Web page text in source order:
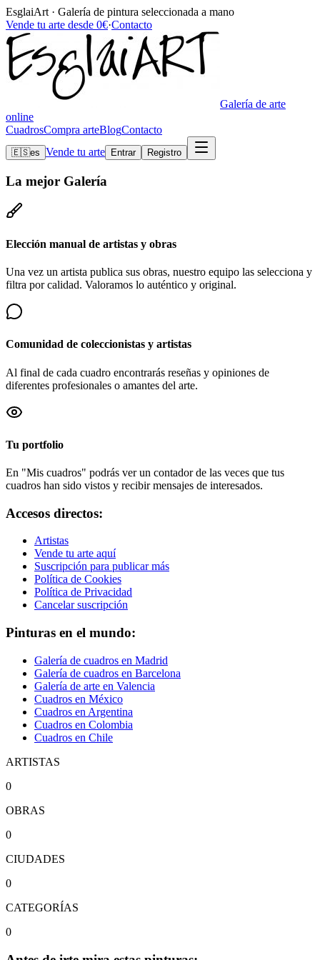
EsglaiArt · Galería de pintura seleccionada a mano
Vende tu arte desde 0€·Contacto
Galería de arte
online
CuadrosCompra arteBlogContacto
🇪🇸es Vende tu arte Entrar Registro
La mejor Galería
Elección manual de artistas y obras
Una vez un artista publica sus obras, nuestro equipo las selecciona y
filtra por calidad. Valoramos lo auténtico y original.
Comunidad de coleccionistas y artistas
Al final de cada cuadro encontrarás reseñas y opiniones de
diferentes profesionales o amantes del arte.
Tu portfolio
En "Mis cuadros" podrás ver un contador de las veces que tus
cuadros han sido vistos y recibir mensajes de interesados.
Accesos directos:
Artistas
Vende tu arte aquí
Suscripción para publicar más
Política de Cookies
Política de Privacidad
Cancelar suscripción
Pinturas en el mundo:
Galería de cuadros en Madrid
Galería de cuadros en Barcelona
Galería de arte en Valencia
Cuadros en México
Cuadros en Argentina
Cuadros en Colombia
Cuadros en Chile
ARTISTAS
0
OBRAS
0
CIUDADES
0
CATEGORÍAS
0